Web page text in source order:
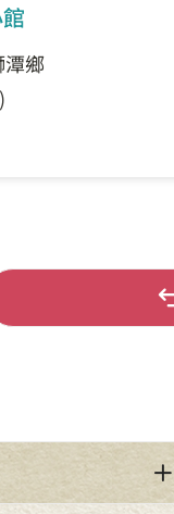
潭鄉